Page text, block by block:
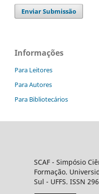
Enviar Submissão
Informações
Para Leitores
Para Autores
Para Bibliotecários
SCAF - Simpósio
Formação.
Sul - UFFS. ISSN